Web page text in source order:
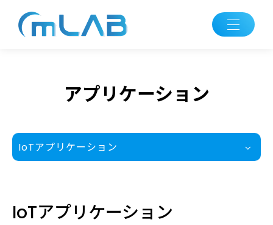
アプリケーション
IoTアプリケーション
IoTアプリケーション